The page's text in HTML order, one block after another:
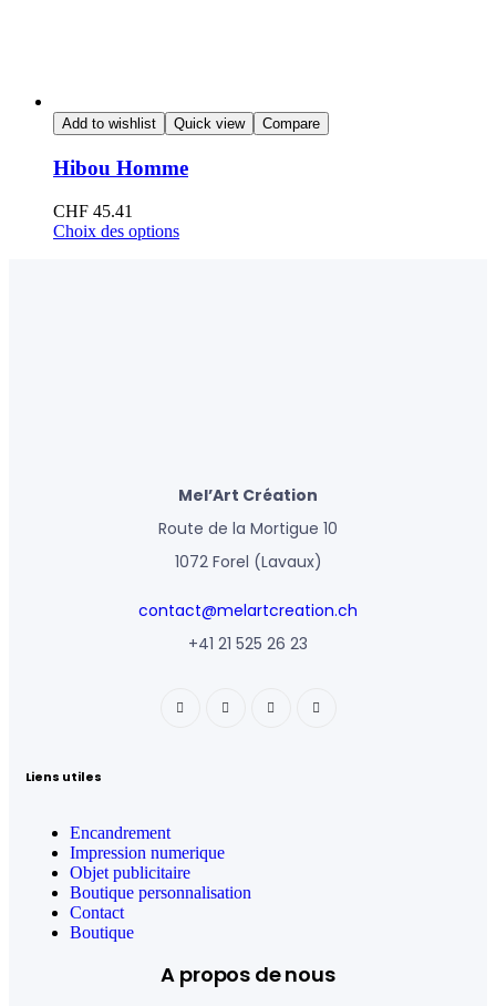
Add to wishlist Quick view Compare
Hibou Homme
CHF 45.41
Choix des options
Mel’Art Création
Route de la Mortigue 10
1072 Forel (Lavaux)
contact@melartcreation.ch
+41 21 525 26 23
Liens utiles
Encandrement
Impression numerique
Objet publicitaire
Boutique personnalisation
Contact
Boutique
A propos de nous